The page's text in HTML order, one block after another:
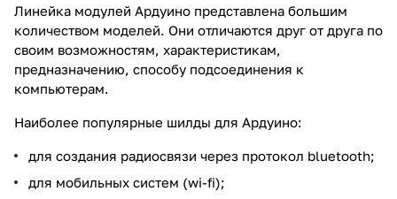
Линейка модулей Ардуино представлена большим
количеством моделей. Они отличаются друг от друга по
своим возможностям, характеристикам,
предназначению, способу подсоединения к
компьютерам.
Наиболее популярные шилды для Ардуино:
для создания радиосвязи через протокол bluetooth;
для мобильных систем (wi-fi);